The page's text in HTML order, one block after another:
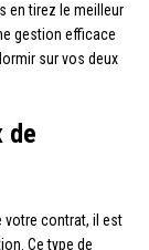
en tirez le meilleur
gestion efficace
sur vos deux
de
votre contrat, il est
Ce type de